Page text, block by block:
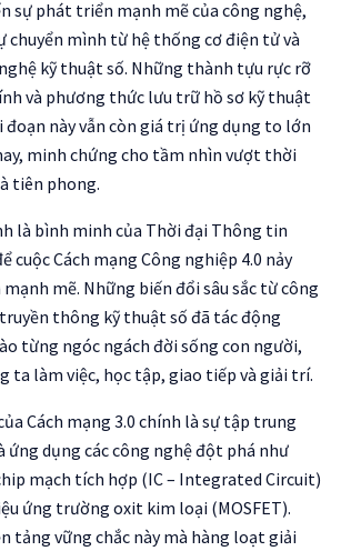
sự phát triển mạnh mẽ của công nghệ,
chuyển mình từ hệ thống cơ điện tử và
kỹ thuật số. Những thành tựu rực rỡ
và phương thức lưu trữ hồ sơ kỹ thuật
này vẫn còn giá trị ứng dụng to lớn
minh chứng cho tầm nhìn vượt thời
tiên phong.
là bình minh của Thời đại Thông tin
cuộc Cách mạng Công nghiệp 4.0 nảy
mẽ. Những biến đổi sâu sắc từ công
thông kỹ thuật số đã tác động
từng ngóc ngách đời sống con người,
ta làm việc, học tập, giao tiếp và giải trí.
Cách mạng 3.0 chính là sự tập trung
ứng dụng các công nghệ đột phá như
mạch tích hợp (IC – Integrated Circuit)
ứng trường oxit kim loại (MOSFET).
tảng vững chắc này mà hàng loạt giải